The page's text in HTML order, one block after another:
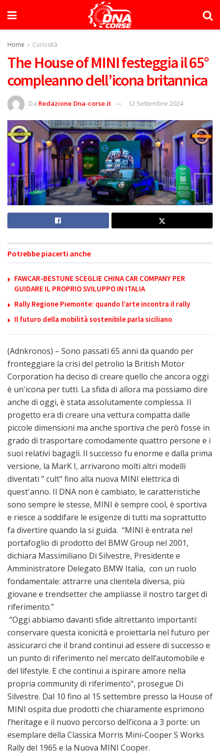
Home Curiosità
The House of MINI festeggia il 65°
compleanno dell’icona britannica
Da Redazione Dna-corse.it 12 Settembre 2024
Potrebbe piacerti anche
FAWCAR-BESTUNE SCEGLIE CHINA CAR COMPANY PER
GUIDARE IL PROPRIO SVILUPPO IN ITALIA
Rally Regione Piemonte: quando l’arte incontra il rally
Il futuro della mobilità sostenibile parla siciliano
(Adnkronos) – Sono passati 65 anni da quando per
fronteggiare la crisi del petrolio la British Motor
Corporation ha deciso di creare quello che ancora oggi
è un'icona per tutti. La sfida di allora ma possiamo dire
anche di oggi, è stata assolutamente complessa. Il
progetto era di creare una vettura compatta dalle
piccole dimensioni ma anche sportiva che però fosse in
grado di trasportare comodamente quattro persone e i
suoi relativi bagagli. Il successo fu enorme e dalla prima
versione, la MarK I, arrivarono molti altri modelli
diventati " cult" fino alla nuova MINI elettrica di
quest'anno. Il DNA non è cambiato, le caratteristiche
sono sempre le stesse, MINI è sempre cool, è sportiva
e riesce a soddifare le esigenze di tutti ma soprattutto
fa divertire quando la si guida. “MINI è entrata nel
portafoglio di prodotto del BMW Group nel 2001,
dichiara Massimiliano Di Silvestre, Presidente e
Amministratore Delegato BMW Italia, con un ruolo
fondamentale: attrarre una clientela diversa, più
giovane e trendsetter che ampliasse il nostro target di
riferimento.”
“Oggi abbiamo davanti sfide altrettanto importanti:
conservare questa iconicità e proiettarla nel futuro per
assicurarci che il brand continui ad essere di successo e
un punto di riferimento nel mercato dell’automobile e
del lifestyle. E che continui a ispirare amore nella
propria community di riferimento", prosegue Di
Silvestre. Dal 10 fino al 15 settembre presso la House of
MINI ospita due prodotti che chiaramente esprimono
l’heritage e il nuovo percorso dell’icona a 3 porte: un
esemplare della Classica Morris Mini-Cooper S Works
Rally del 1965 e la Nuova MINI Cooper.